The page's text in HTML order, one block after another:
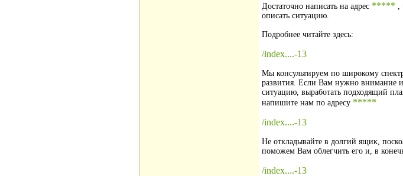
Достаточно написать на адрес ***** ,
описать ситуацию.
Подробнее читайте здесь:
/index....-13
Мы консультируем по широкому
развития. Если Вам нужно внимание
ситуацию, выработать подходящий
напишите нам по адресу *****
/index....-13
Не откладывайте в долгий ящик,
поможем Вам облегчить его и, в
/index....-13